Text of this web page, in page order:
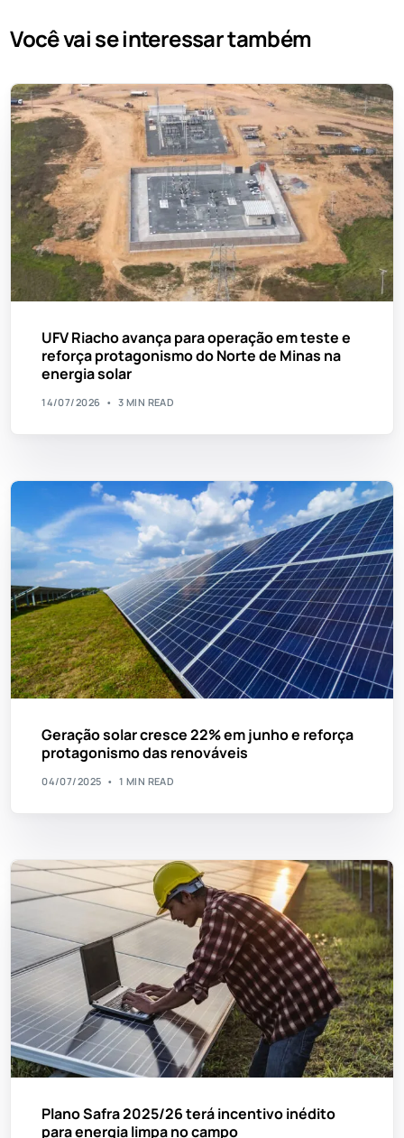
Você vai se interessar também
UFV Riacho avança para operação em teste e
reforça protagonismo do Norte de Minas na
energia solar
14/07/2026 3 MIN READ
Geração solar cresce 22% em junho e reforça
protagonismo das renováveis
04/07/2025 1 MIN READ
Plano Safra 2025/26 terá incentivo inédito
para energia limpa no campo